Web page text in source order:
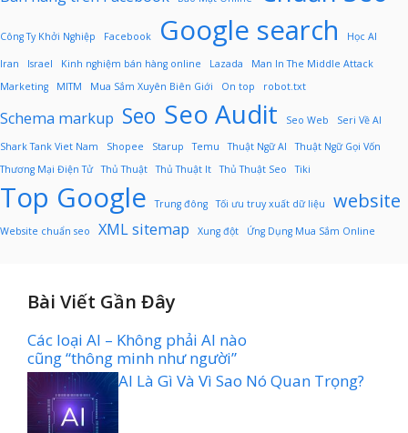
Công Ty Khởi Nghiệp Facebook Google search Học AI
Iran Israel Kinh nghiệm bán hàng online Lazada
Man In The Middle Attack
Marketing
MITM Mua Sắm Xuyên Biên Giới On top robot.txt
Schema markup Seo Seo Audit Seo Web Seri Về AI
Shark Tank Viet Nam Shopee Starup Temu Thuật Ngữ AI
Thuật Ngữ Gọi Vốn
Thương Mại Điện Tử
Thủ Thuật Thủ Thuật It Thủ Thuật Seo Tiki
Top Google Trung đông Tối ưu truy xuất dữ liệu website
Website chuẩn seo XML sitemap Xung đột Ứng Dụng Mua Sắm Online
Bài Viết Gần Đây
Các loại AI – Không phải AI nào
cũng “thông minh như người”
AI Là Gì Và Vì Sao Nó Quan Trọng?